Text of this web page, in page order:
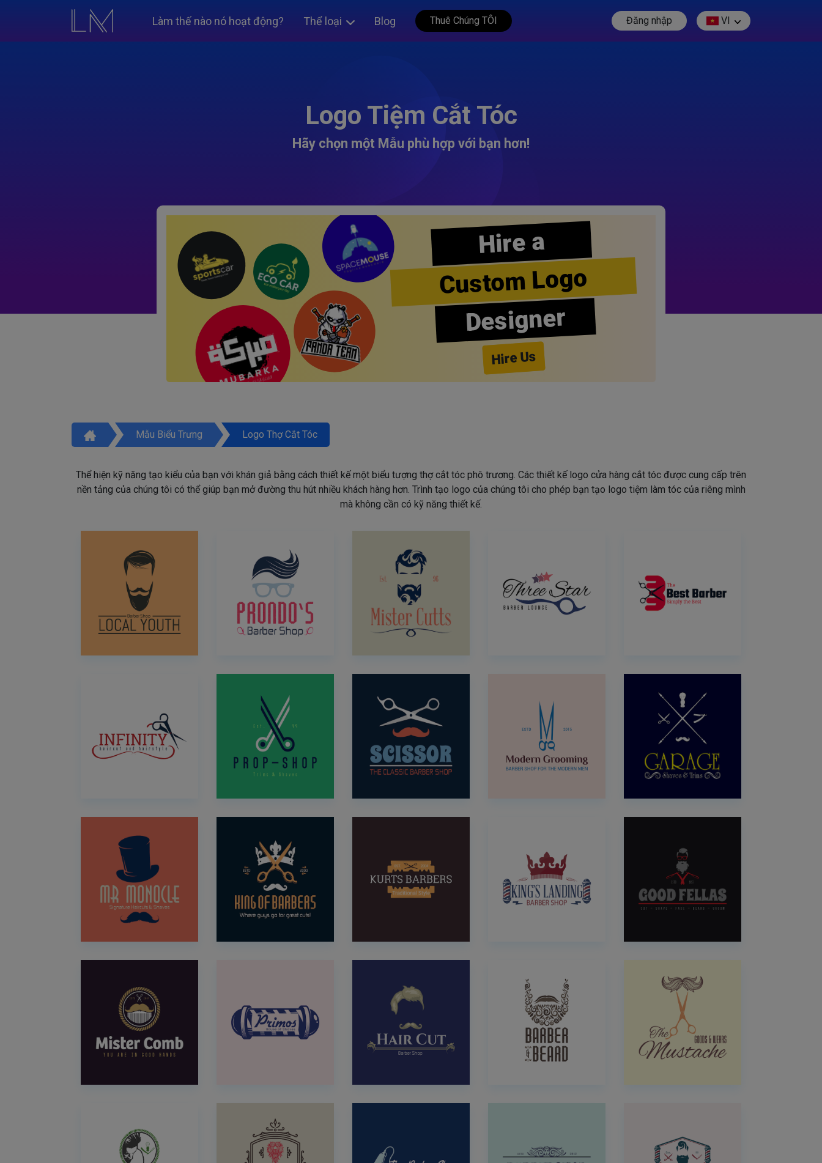
Làm thế nào nó hoạt động? Thể loại Blog Thuê Chúng TÔI Đăng nhập VI
Logo Tiệm Cắt Tóc
Hãy chọn một Mẫu phù hợp với bạn hơn!
Hire a
Custom Logo
Designer
Hire Us
Mẫu Biểu Trưng Logo Thợ Cắt Tóc
Thể hiện kỹ năng tạo kiểu của bạn với khán giả bằng cách thiết kế một biểu tượng thợ cắt tóc phô trương. Các thiết kế logo cửa hàng cắt tóc được cung cấp trên
nền tảng của chúng tôi có thể giúp bạn mở đường thu hút nhiều khách hàng hơn. Trình tạo logo của chúng tôi cho phép bạn tạo logo tiệm làm tóc của riêng mình
mà không cần có kỹ năng thiết kế.